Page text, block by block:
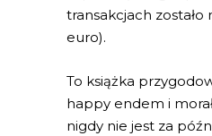
transakcjach
euro).
To książka
happy endem i
nigdy nie jest za